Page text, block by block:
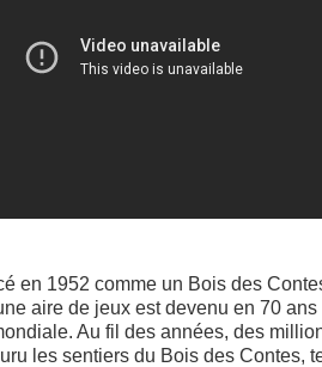
en 1952 comme un Bois des
aire de jeux est devenu en 70 ans
Au fil des années, des
les sentiers du Bois des Contes,